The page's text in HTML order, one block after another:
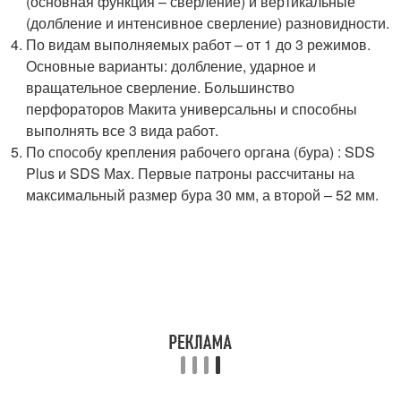
(долбление и интенсивное сверление) разновидности.
По видам выполняемых работ – от 1 до 3 режимов.
Основные варианты: долбление, ударное и
вращательное сверление. Большинство
перфораторов Макита универсальны и способны
выполнять все 3 вида работ.
По способу крепления рабочего органа (бура) : SDS
Plus и SDS Мax. Первые патроны рассчитаны на
максимальный размер бура 30 мм, а второй – 52 мм.